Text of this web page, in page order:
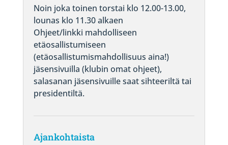
Noin joka toinen torstai klo 12.00-13.00,
lounas klo 11.30 alkaen
Ohjeet/linkki mahdolliseen
etäosallistumiseen
(etäosallistumismahdollisuus aina!)
jäsensivuilla (klubin omat ohjeet),
salasanan jäsensivuille saat sihteeriltä tai
presidentiltä.
Ajankohtaista